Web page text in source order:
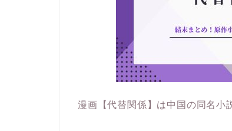
漫画【代替関係】は中国の同名小